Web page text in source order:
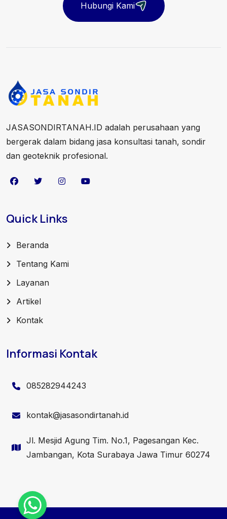
Hubungi Kami
JASASONDIRTANAH.ID adalah perusahaan yang
bergerak dalam bidang jasa konsultasi tanah, sondir
dan geoteknik profesional.
Quick Links
Beranda
Tentang Kami
Layanan
Artikel
Kontak
Informasi Kontak
085282944243
kontak@jasasondirtanah.id
Jl. Mesjid Agung Tim. No.1, Pagesangan Kec.
Jambangan, Kota Surabaya Jawa Timur 60274